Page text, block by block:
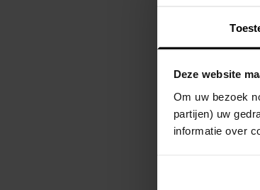
Deze website
Om uw bezoek
partijen) uw
informatie over